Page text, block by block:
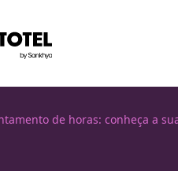
de horas: conheça a